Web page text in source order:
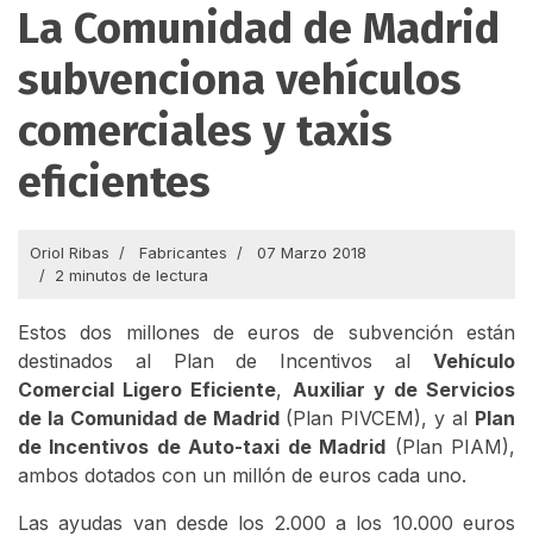
La Comunidad de Madrid
subvenciona vehículos
comerciales y taxis
eficientes
Oriol Ribas Fabricantes
07 Marzo 2018
2 minutos de lectura
Estos dos millones de euros de subvención están
destinados al Plan de Incentivos al Vehículo
Comercial Ligero Eficiente, Auxiliar y de Servicios
de la Comunidad de Madrid(Plan PIVCEM), y al Plan
de Incentivos de Auto-taxi de Madrid (Plan PIAM),
ambos dotados con un millón de euros cada uno.
Las ayudas van desde los 2.000 a los 10.000 euros